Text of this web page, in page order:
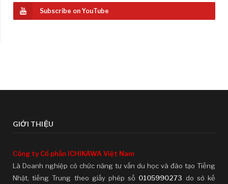
Subscribe on YouTube
GIỚI THIỆU
Công ty Cổ phần ICHIKAWA Việt Nam
Là Doanh nghiệp có chức năng tư vấn du học và đào tạo Tiếng
Nhật, tiếng Trung theo giấy phép số 0105990273 do sở kế